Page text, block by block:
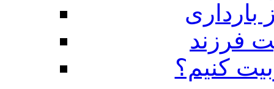
بارداری
فرزند
کنیم؟